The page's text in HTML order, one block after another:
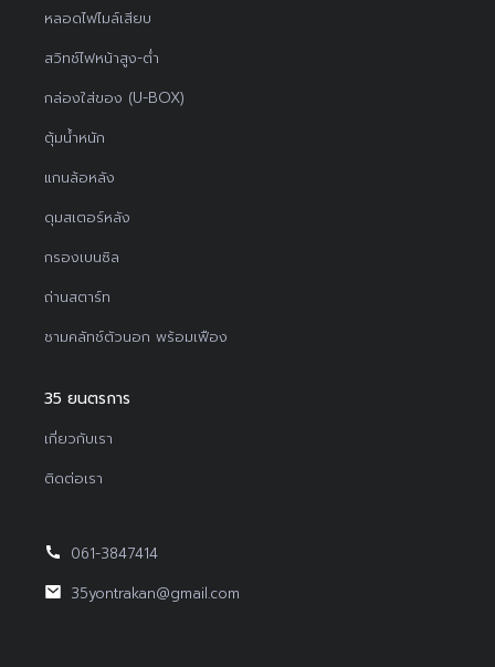
หลอดไฟไมล์เสียบ
สวิทช์ไฟหน้าสูง-ต่ำ
กล่องใส่ของ (U-BOX)
ตุ้มน้ำหนัก
แกนล้อหลัง
ดุมสเตอร์หลัง
กรองเบนซิล
ถ่านสตาร์ท
ชามคลัทช์ตัวนอก พร้อมเฟือง
35 ยนตรการ
เกี่ยวกับเรา
ติดต่อเรา
061-3847414
35yontrakan@gmail.com